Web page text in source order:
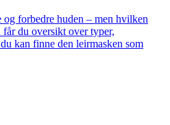
forbedre huden – men hvilken
får du oversikt over typer,
kan finne den leirmasken som